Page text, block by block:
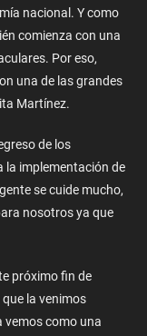
nacional. Y como
comienza con una
Por eso,
una de las grandes
Martínez.
de los
la implementación de
se cuide mucho,
nosotros ya que
próximo fin de
la venimos
vemos como una